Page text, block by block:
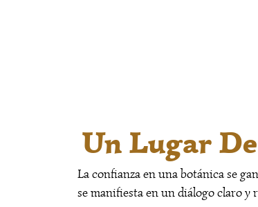
Un Lugar
La confianza en una botánica se
se manifiesta en un diálogo claro y